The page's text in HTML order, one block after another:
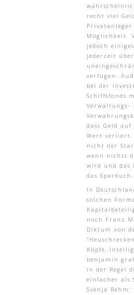
recht viel
Privatanleger
Möglichkeit.
jedoch
jederzeit
verfügen.
bei der
Schiffsfonds
Verwaltungs-
dass Geld
Wert verliert.
nicht der
wenn nichts
wird und das
das Sparbuch.
In
solchen
noch Franz
Diktum von
Köpfe,
benjamin
in der Regel
einfacher als
Svenja